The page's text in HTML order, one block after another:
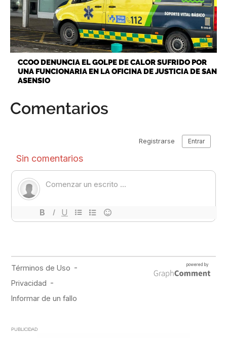
CCOO DENUNCIA EL GOLPE DE CALOR SUFRIDO POR
UNA FUNCIONARIA EN LA OFICINA DE JUSTICIA DE SAN
ASENSIO
Comentarios
PUBLICIDAD